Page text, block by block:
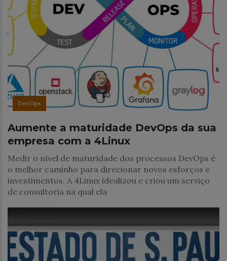
DevOps
Aumente a maturidade DevOps da sua
empresa com a 4Linux
Medir o nível de maturidade dos processos DevOps é
o melhor caminho para direcionar novos esforços e
investimentos. A 4Linux idealizou e criou um serviço
de consultoria na qual ela